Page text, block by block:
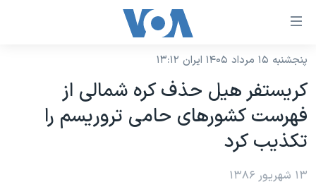
لینکهای
دسترسی
جهش
محتوای
اصلی
نسخه سبک وب‌سایت
موضوع ها
ایران
آمریکا
برنامه های تلویزیونی
جدول برنامه ها
پنجشنبه ۱۵ مرداد ۱۴۰۵ ایران ۱۳:۱۲
کريستفر هيل حذف کره شمالی از
فهرست کشورهای حامی تروريسم را
تکذيب کرد
۱۳ شهریور ۱۳۸۶